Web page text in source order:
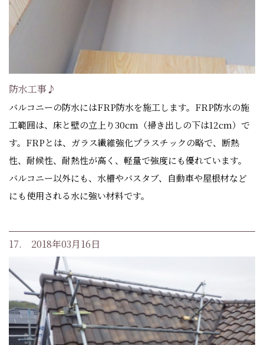
防水工事♪
バルコニーの防水にはFRP防水を施工します。FRP防水の施
工範囲は、床と壁の立上り30cm（掃き出しの下は12cm）で
す。FRPとは、ガラス繊維強化プラスチックの略で、断熱
性、耐候性、耐熱性が高く、軽量で強度にも優れています。
バルコニー以外にも、水槽やバスタブ、自動車や屋根材など
にも使用される水に強い材料です。
17. 2018年03月16日